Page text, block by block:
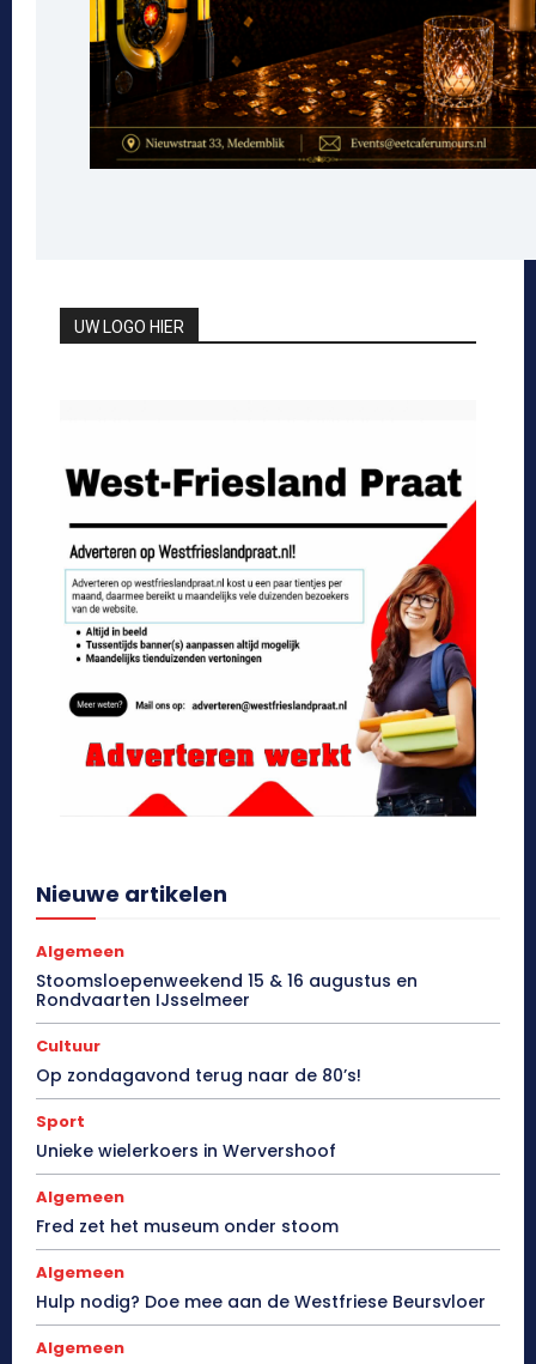
UW LOGO HIER
Nieuwe artikelen
Algemeen
Stoomsloepenweekend 15 & 16 augustus en
Rondvaarten IJsselmeer
Cultuur
Op zondagavond terug naar de 80’s!
Sport
Unieke wielerkoers in Wervershoof
Algemeen
Fred zet het museum onder stoom
Algemeen
Hulp nodig? Doe mee aan de Westfriese Beursvloer
Algemeen